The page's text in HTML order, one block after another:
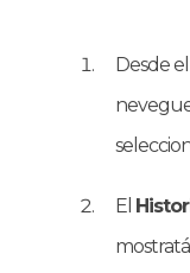
Desde
El